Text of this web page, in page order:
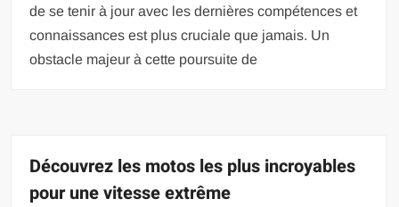
de se tenir à jour avec les dernières compétences et
connaissances est plus cruciale que jamais. Un
obstacle majeur à cette poursuite de
Découvrez les motos les plus incroyables
pour une vitesse extrême